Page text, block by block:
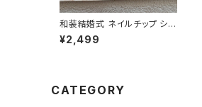
和装結婚式 ネイルチップ ショ
ート 短め 緑色 ピスタチオグリ
ーン 和風 着物用 小さめ 和
¥2,499
CATEGORY